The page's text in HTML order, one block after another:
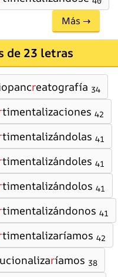
Más →
de 23 letras
reatografía 34
timentalizaciones 42
timentalizándolas 41
timentalizándoles 41
timentalizándolos 41
timentalizándonos 41
timentalizaríamos 42
ríamos 38